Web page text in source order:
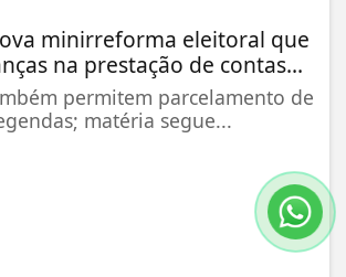
minirreforma eleitoral que
na prestação de contas...
permitem parcelamento de
matéria segue...